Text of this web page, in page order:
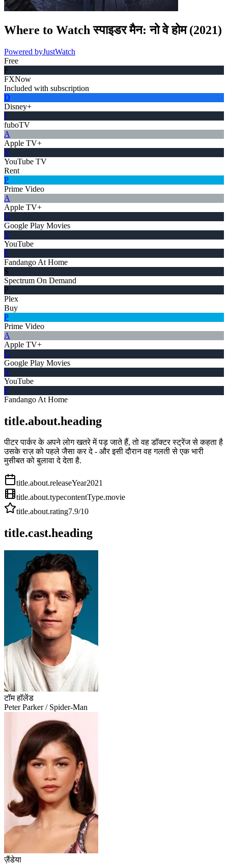
Where to Watch स्पाइडर मैन: नो वे होम(2021)
Powered byJustWatch
Free
F
FXNow
Included with subscription
D
Disney+
f
fuboTV
A
Apple TV+
Y
YouTube TV
Rent
P
Prime Video
A
Apple TV+
G
Google Play Movies
Y
YouTube
F
Fandango At Home
S
Spectrum On Demand
P
Plex
Buy
P
Prime Video
A
Apple TV+
G
Google Play Movies
Y
YouTube
F
Fandango At Home
title.about.heading
पीटर पार्कर के अपने लोग खतरे में पड़ जाते हैं, तो वह डॉक्टर स्ट्रेंज से कहता है
उसके राज़ को पहले जैसा कर दे - और इसी दौरान वह गलती से एक भारी
मुसीबत को बुलावा दे देता है.
title.about.releaseYear2021
title.about.typecontentType.movie
title.about.rating7.9/10
title.cast.heading
टॉम हॉलेंड
Peter Parker / Spider-Man
ज़ैंडेया